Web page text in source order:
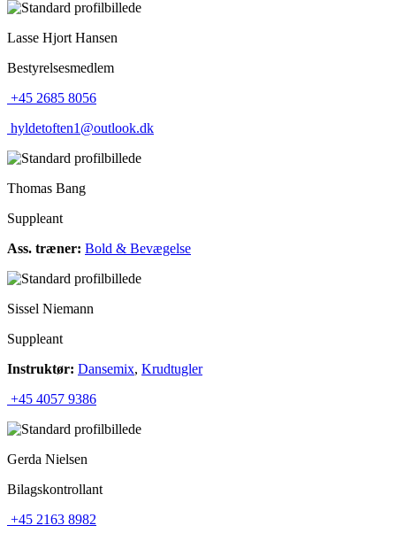
Lasse Hjort Hansen
Bestyrelsesmedlem
+45 2685 8056
hyldetoften1@outlook.dk
Thomas Bang
Suppleant
Ass. træner: Bold & Bevægelse
Sissel Niemann
Suppleant
Instruktør: Dansemix, Krudtugler
+45 4057 9386
Gerda Nielsen
Bilagskontrollant
+45 2163 8982